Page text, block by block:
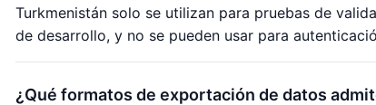
Turkmenistán solo se utilizan para pruebas de
de desarrollo, y no se pueden usar para
¿Qué formatos de exportación de datos